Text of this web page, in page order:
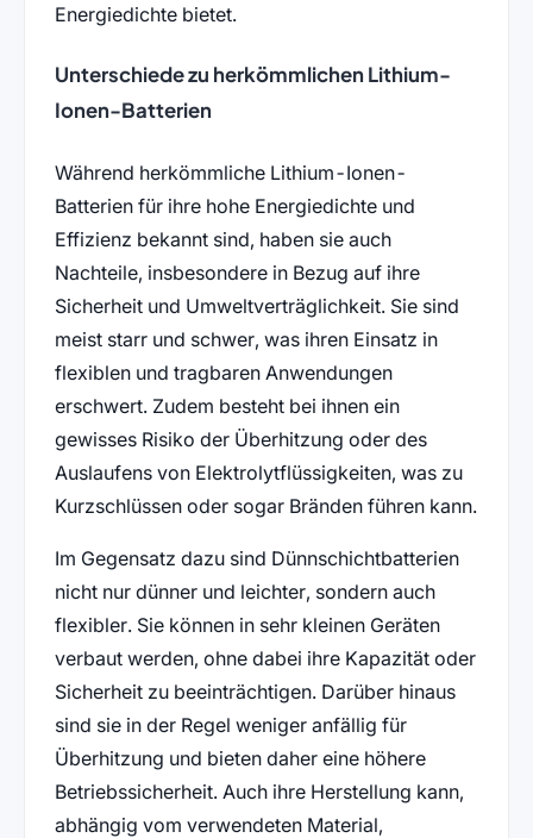
Energiedichte bietet.
Unterschiede zu herkömmlichen Lithium-
Ionen-Batterien
Während herkömmliche Lithium-Ionen-
Batterien für ihre hohe Energiedichte und
Effizienz bekannt sind, haben sie auch
Nachteile, insbesondere in Bezug auf ihre
Sicherheit und Umweltverträglichkeit. Sie sind
meist starr und schwer, was ihren Einsatz in
flexiblen und tragbaren Anwendungen
erschwert. Zudem besteht bei ihnen ein
gewisses Risiko der Überhitzung oder des
Auslaufens von Elektrolytflüssigkeiten, was zu
Kurzschlüssen oder sogar Bränden führen kann.
Im Gegensatz dazu sind Dünnschichtbatterien
nicht nur dünner und leichter, sondern auch
flexibler. Sie können in sehr kleinen Geräten
verbaut werden, ohne dabei ihre Kapazität oder
Sicherheit zu beeinträchtigen. Darüber hinaus
sind sie in der Regel weniger anfällig für
Überhitzung und bieten daher eine höhere
Betriebssicherheit. Auch ihre Herstellung kann,
abhängig vom verwendeten Material,